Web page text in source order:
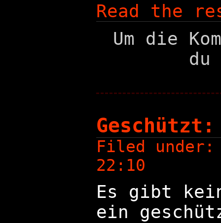
Read the
Um die
du
Filed
22:10
Es gibt
ein